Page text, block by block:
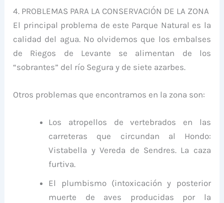
4. PROBLEMAS PARA LA CONSERVACIÓN DE LA ZONA
El principal problema de este Parque Natural es la
calidad del agua. No olvidemos que los embalses
de Riegos de Levante se alimentan de los
“sobrantes” del río Segura y de siete azarbes.
Otros problemas que encontramos en la zona son:
Los atropellos de vertebrados en las
carreteras que circundan al Hondo:
Vistabella y Vereda de Sendres. La caza
furtiva.
El plumbismo (intoxicación y posterior
muerte de aves producidas por la